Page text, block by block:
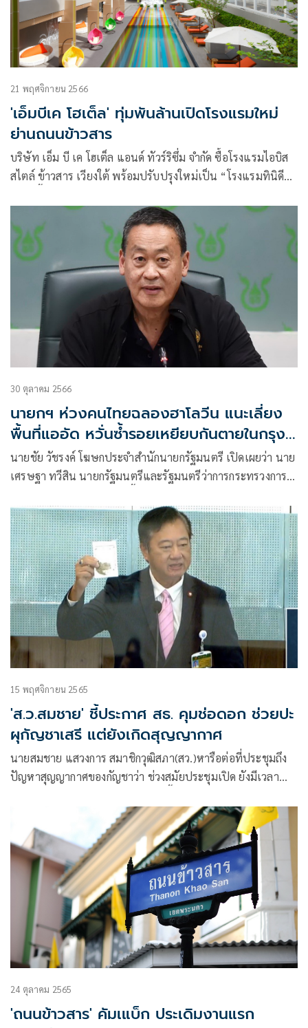
21 พฤศจิกายน 2566
'เอ็มบีเค โฮเต็ล' ทุ่มพันล้านเปิดโรงแรมใหม่
ย่านถนนข้าวสาร
บริษัท เอ็ม บี เค โฮเต็ล แอนด์ ทัวร์ริซึ่ม จำกัด ซื้อโรงแรมไอบิส
สไตล์ ข้าวสาร เวียงใต้ พร้อมปรับปรุงใหม่เป็น “โรงแรมทินิดี
บาท นับเป็นโรงแรมแห่งที่ 7 ของ เครือ เอ็ม บี เค
30 ตุลาคม 2566
นายกฯ ห่วงคนไทยฉลองฮาโลวีน แนะเลี่ยง
พื้นที่แออัด หวั่นซ้ำรอยเหยียบกันตายในกรุง
โซล
นายชัย วัชรงค์ โฆษกประจำสำนักนายกรัฐมนตรี เปิดเผยว่า นาย
เศรษฐา ทวีสิน นายกรัฐมนตรีและรัฐมนตรีว่าการกระทรวงการ
Halloween ทั้งนี้ เตือนคนไทยหลีกเลี่ยงการเฉลิมฉลองในสถาน
ที่แออัด
15 พฤศจิกายน 2565
'ส.ว.สมชาย' ชี้ประกาศ สธ. คุมช่อดอก ช่วยปะ
ผุกัญชาเสรี แต่ยังเกิดสุญญากาศ
นายสมชาย แสวงการ สมาชิกวุฒิสภา(สว.)หารือต่อที่ประชุมถึง
ปัญหาสุญญากาศของกัญชาว่า ช่วงสมัยประชุมเปิด ยังมีเวลา
24 ตุลาคม 2565
'ถนนข้าวสาร' คัมเแบ็ก ประเดิมงานแรก